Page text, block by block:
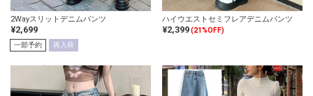
2Wayスリットデニムパンツ
¥2,699
一部予約 再入荷
ハイウエストセミフレアデニムパンツ
¥2,399(21%OFF)